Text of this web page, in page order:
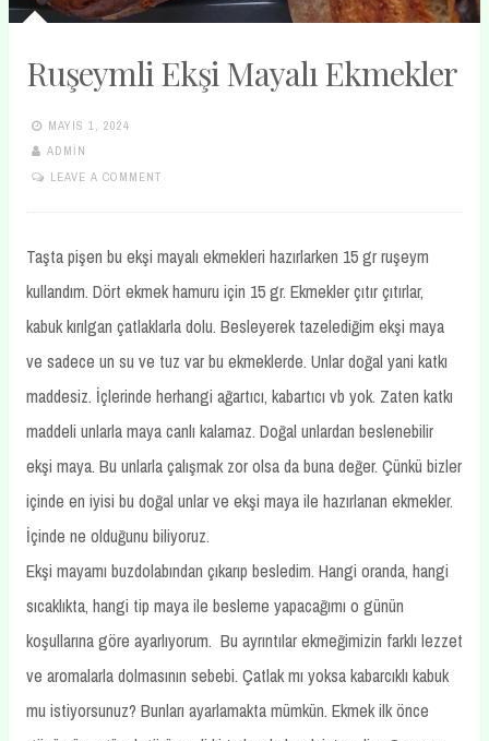
Ruşeymli Ekşi Mayalı Ekmekler
MAYIS 1, 2024
ADMIN
LEAVE A COMMENT
Taşta pişen bu ekşi mayalı ekmekleri hazırlarken 15 gr ruşeym
kullandım. Dört ekmek hamuru için 15 gr. Ekmekler çıtır çıtırlar,
kabuk kırılgan çatlaklarla dolu. Besleyerek tazelediğim ekşi maya
ve sadece un su ve tuz var bu ekmeklerde. Unlar doğal yani katkı
maddesiz. İçlerinde herhangi ağartıcı, kabartıcı vb yok. Zaten katkı
maddeli unlarla maya canlı kalamaz. Doğal unlardan beslenebilir
ekşi maya. Bu unlarla çalışmak zor olsa da buna değer. Çünkü bizler
içinde en iyisi bu doğal unlar ve ekşi maya ile hazırlanan ekmekler.
İçinde ne olduğunu biliyoruz.
Ekşi mayamı buzdolabından çıkarıp besledim. Hangi oranda, hangi
sıcaklıkta, hangi tip maya ile besleme yapacağımı o günün
koşullarına göre ayarlıyorum. Bu ayrıntılar ekmeğimizin farklı lezzet
ve aromalarla dolmasının sebebi. Çatlak mı yoksa kabarcıklı kabuk
mu istiyorsunuz? Bunları ayarlamakta mümkün. Ekmek ilk önce